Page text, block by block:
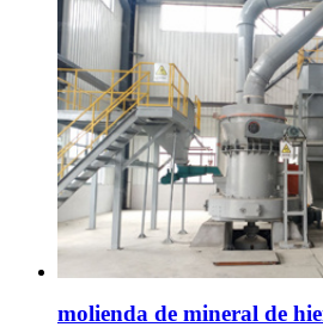
molienda de mineral de